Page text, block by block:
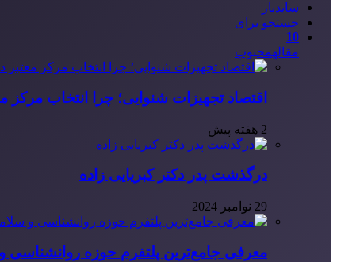
سایدبار
جستجو برای
10
مقالهمحبوب
اقتصاد تجهیزات شنوایی؛ چرا انتخاب
2 هفته پیش
درگذشت پدر دکتر کبریایی زاده
29 نوامبر 2024
معرفی جامع‌ترین پلتفرم حوزه